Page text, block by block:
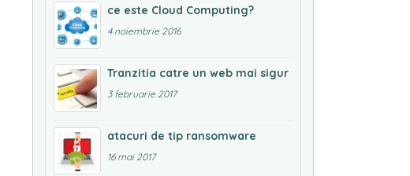
ce este Cloud Computing?
4 noiembrie 2016
Tranzitia catre un web mai sigur
3 februarie 2017
atacuri de tip ransomware
16 mai 2017